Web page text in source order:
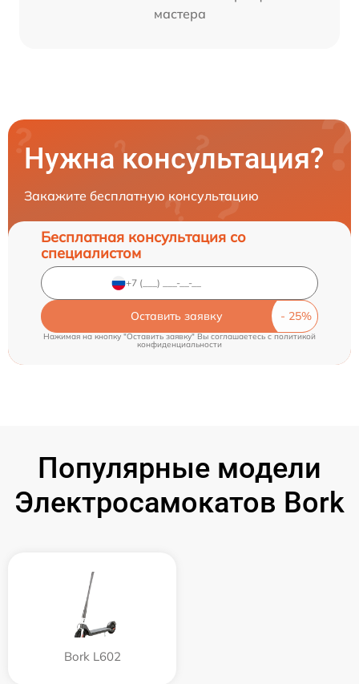
мастера
Нужна консультация?
Закажите бесплатную консультацию
Бесплатная консультация со
специалистом
Оставить заявку
Нажимая на кнопку "Оставить заявку" Вы соглашаетесь cполитикой
конфиденциальности
Популярные модели
Электросамокатов Bork
Bork L602